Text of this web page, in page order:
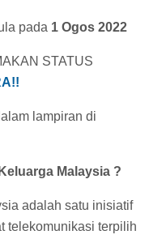
pada 1 Ogos 2022
STATUS
lampiran di
Malaysia ?
adalah satu inisiatif
telekomunikasi terpilih